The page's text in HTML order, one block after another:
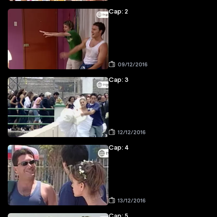
Cap: 2
09/12/2016
Cap: 3
12/12/2016
Cap: 4
13/12/2016